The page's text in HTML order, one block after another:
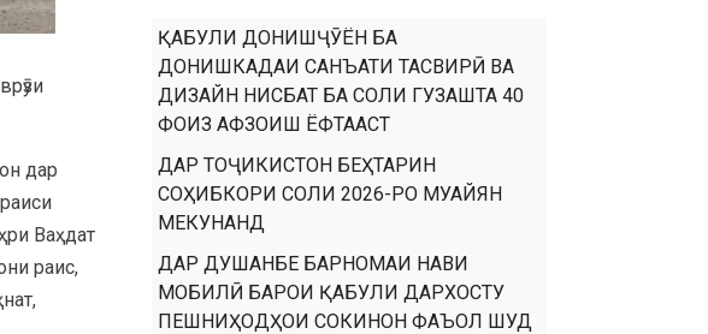
дар
Ваҳдат
раис,
ҚАБУЛИ ДОНИШҶӮЁН БА
ДОНИШКАДАИ САНЪАТИ ТАСВИРӢ ВА
ДИЗАЙН НИСБАТ БА СОЛИ ГУЗАШТА 40
ФОИЗ АФЗОИШ ЁФТААСТ
ДАР ТОҶИКИСТОН БЕҲТАРИН
СОҲИБКОРИ СОЛИ 2026-РО МУАЙЯН
МЕКУНАНД
ДАР ДУШАНБЕ БАРНОМАИ НАВИ
МОБИЛӢ БАРОИ ҚАБУЛИ ДАРХОСТУ
ПЕШНИҲОДҲОИ СОКИНОН ФАЪОЛ ШУД